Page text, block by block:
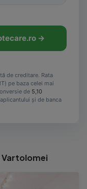
→
de creditare. Rata
pe baza celei mai
de 5,10
și de banca